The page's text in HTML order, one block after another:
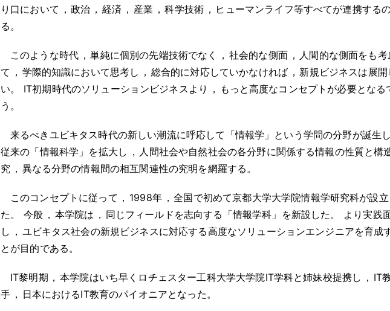
り口において ， 政治 ， 経済 ， 産業 ， 科学技術 ， ヒューマンライフ等すべてが連携する
る 。
このような時代 ， 単純に個別の先端技術でなく ， 社会的な側面 ， 人間的な側面をも考
て ， 学際的知識において思考し ， 総合的に対応していかなければ ， 新規ビジネスは展開
い。 IT初期時代のソリューションビジネスより ， もっと高度なコンセプトが必要となる
う 。
来るべきユビキタス時代の新しい潮流に呼応して「情報学」という学問の分野が誕生
従来の「情報科学」を拡大し ， 人間社会や自然社会の各分野に関係する情報の性質と構
究 ， 異なる分野の情報間の相互関連性の究明を網羅する 。
このコンセプトに従って ， 1998年 ， 全国で初めて京都大学大学院情報学研究科が設
た 。 今般 ， 本学院は ， 同じフィールドを志向する「情報学科」を新設した 。
より実践
し ， ユビキタス社会の新規ビジネスに対応する高度なソリューションエンジニアを育成
とが目的である 。
IT黎明期 ， 本学院はいち早くロチェスター工科大学大学院IT学科と姉妹校提携し ， IT
手 ， 日本におけるIT教育のパイオニアとなった 。